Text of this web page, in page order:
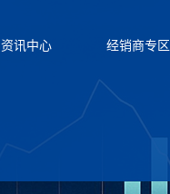
资讯中心 经销商专区